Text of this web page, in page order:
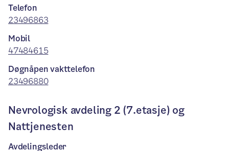
Telefon
23496863
Mobil
47484615
Døgnåpen vakttelefon
23496880
Nevrologisk avdeling 2 (7.etasje) og
Nattjenesten
Avdelingsleder